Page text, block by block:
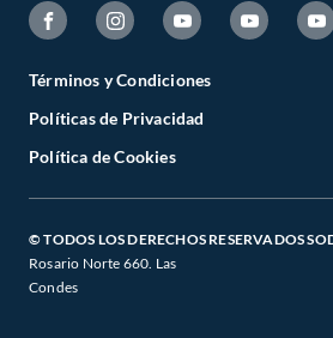
Términos y Condiciones
Políticas de Privacidad
Política de Cookies
© TODOS LOS DERECHOS RESERVADOS
Rosario Norte 660. Las
Condes